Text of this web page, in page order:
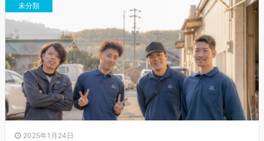
未分類
2025年1月24日